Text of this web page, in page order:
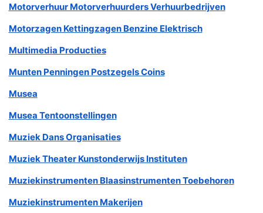
Motorverhuur Motorverhuurders Verhuurbedrijven
Motorzagen Kettingzagen Benzine Elektrisch
Multimedia Producties
Munten Penningen Postzegels Coins
Musea
Musea Tentoonstellingen
Muziek Dans Organisaties
Muziek Theater Kunstonderwijs Instituten
Muziekinstrumenten Blaasinstrumenten Toebehoren
Muziekinstrumenten Makerijen